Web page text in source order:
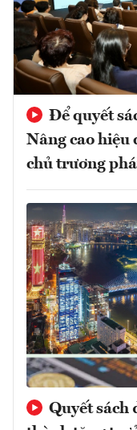
Để quyết
Nâng cao hiệu
chủ trương
Quyết sách